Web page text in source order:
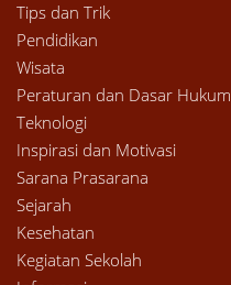
Tips dan Trik
Pendidikan
Wisata
Peraturan dan Dasar Hukum
Teknologi
Inspirasi dan Motivasi
Sarana Prasarana
Sejarah
Kesehatan
Kegiatan Sekolah